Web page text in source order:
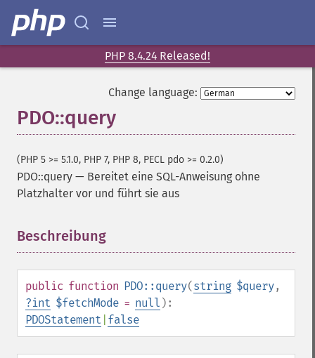
PHP 8.4.24 Released!
Change language:
PDO::query
(PHP 5 >= 5.1.0, PHP 7, PHP 8, PECL pdo >= 0.2.0)
PDO::query — Bereitet eine SQL-Anweisung ohne
Platzhalter vor und führt sie aus
Beschreibung
public function PDO::query(string $query,
?int $fetchMode = null ):
PDOStatement false